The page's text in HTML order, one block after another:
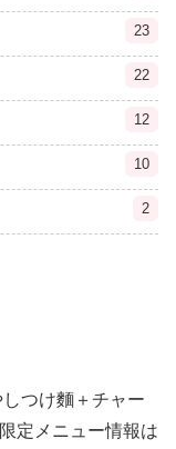
23
22
12
10
2
つけ麵＋チャー
定メニュー情報は